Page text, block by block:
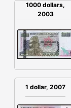
1000 dollars,
2003
1 dollar, 2007